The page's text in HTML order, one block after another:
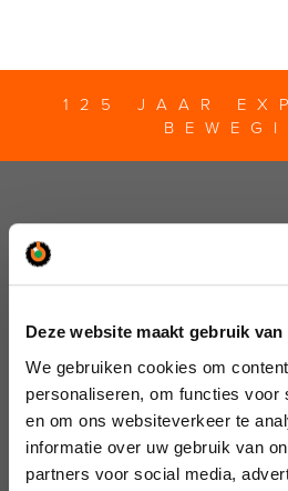
Deze website maakt gebruik van
We gebruiken cookies om
personaliseren, om functies voor
en om ons websiteverkeer te
informatie over uw gebruik van
partners voor social media,
125 JAAR